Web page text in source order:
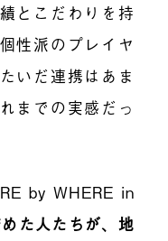
とこだわりを持
性派のプレイヤ
いだ連携はあま
までの実感だっ
by WHERE in
た人たちが、地